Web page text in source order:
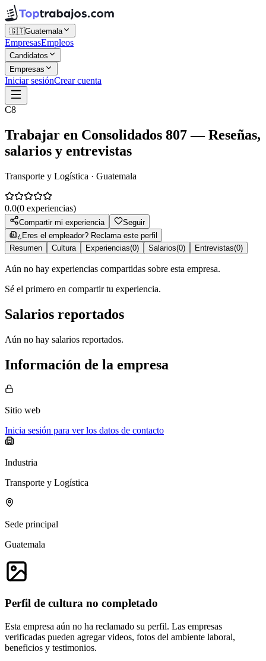
🇬🇹Guatemala
EmpresasEmpleos
Candidatos
Empresas
Iniciar sesiónCrear cuenta
C8
Trabajar en Consolidados 807— Reseñas,
salarios y entrevistas
Transporte y Logística · Guatemala
0.0(0 experiencias)
Compartir mi experiencia
Seguir
¿Eres el empleador? Reclama este perfil
Resumen
Cultura Experiencias(0) Salarios(0) Entrevistas(0)
Aún no hay experiencias compartidas sobre esta empresa.
Sé el primero en compartir tu experiencia.
Salarios reportados
Aún no hay salarios reportados.
Información de la empresa
Sitio web
Inicia sesión para ver los datos de contacto
Industria
Transporte y Logística
Sede principal
Guatemala
Perfil de cultura no completado
Esta empresa aún no ha reclamado su perfil. Las empresas
verificadas pueden agregar videos, fotos del ambiente laboral,
beneficios y testimonios.